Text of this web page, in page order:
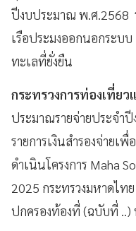
ปีงบประมาณ พ.ศ.2568
เรือประมงออกนอกระบ
ทะเลที่ยั่งยืน
กระทรวงการท่องเที่ยว
ประมาณรายจ่ายประจำ
รายการเงินสำรองจ่ายเ
ดำเนินโครงการ Maha
2025 กระทรวงมหาดไ
ปกครองท้องที่ (ฉบับที่ ..)